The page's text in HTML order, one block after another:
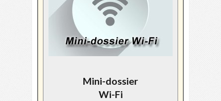
Mini-dossier
Wi-Fi